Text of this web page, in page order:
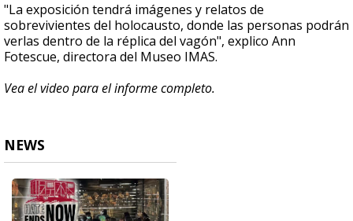
"La exposición tendrá imágenes y relatos de
sobrevivientes del holocausto, donde las personas podrán
verlas dentro de la réplica del vagón", explico Ann
Fotescue, directora del Museo IMAS.
Vea el video para el informe completo.
NEWS